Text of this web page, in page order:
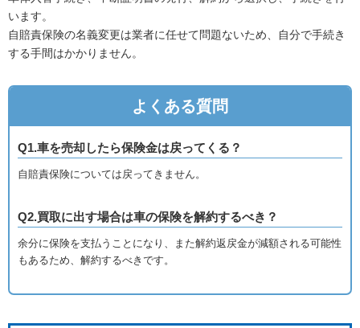
います。
自賠責保険の名義変更は業者に任せて問題ないため、自分で手続き
する手間はかかりません。
よくある質問
Q1.車を売却したら保険金は戻ってくる？
自賠責保険については戻ってきません。
Q2.買取に出す場合は車の保険を解約するべき？
余分に保険を支払うことになり、また解約返戻金が減額される可能性
もあるため、解約するべきです。